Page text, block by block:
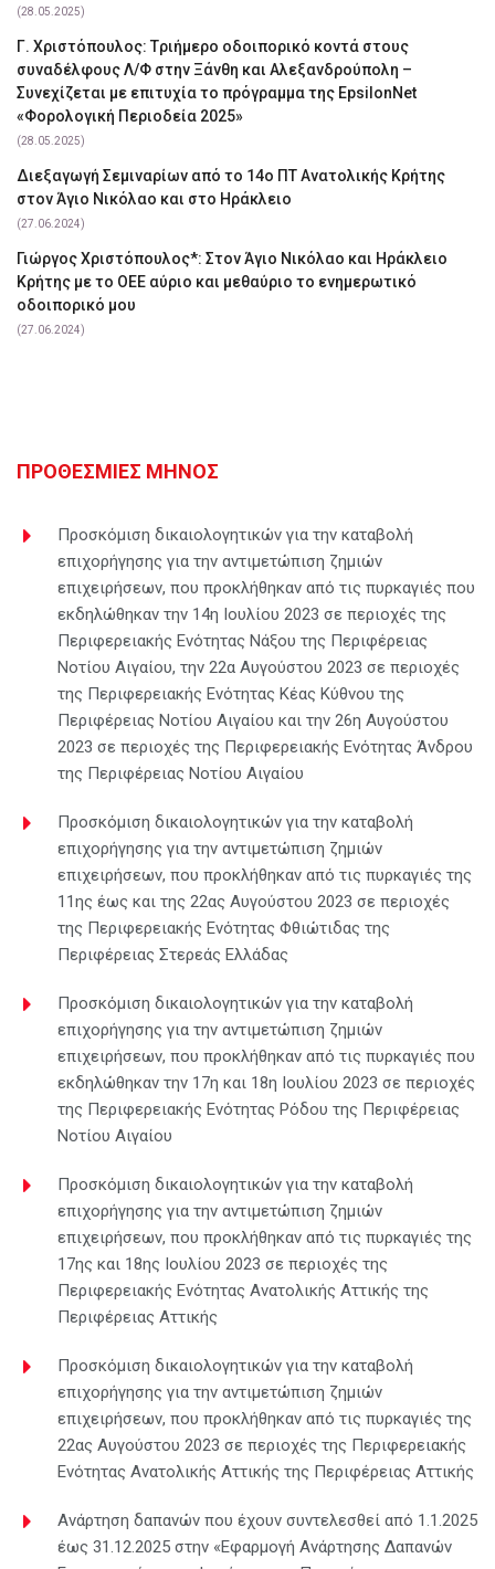
(28.05.2025)
Γ. Χριστόπουλος: Tριήμερο οδοιπορικό κοντά στους
συναδέλφους Λ/Φ στην Ξάνθη και Αλεξανδρούπολη –
Συνεχίζεται με επιτυχία το πρόγραμμα της EpsilonNet
«Φορολογική Περιοδεία 2025»
(28.05.2025)
Διεξαγωγή Σεμιναρίων από το 14ο ΠΤ Ανατολικής Κρήτης
στον Άγιο Νικόλαο και στο Ηράκλειο
(27.06.2024)
Γιώργος Χριστόπουλος*: Στον Άγιο Νικόλαο και Ηράκλειο
Κρήτης με το ΟΕΕ αύριο και μεθαύριο το ενημερωτικό
οδοιπορικό μου
(27.06.2024)
ΠΡΟΘΕΣΜΙΕΣ ΜΗΝΟΣ
Προσκόμιση δικαιολογητικών για την καταβολή
επιχορήγησης για την αντιμετώπιση ζημιών
επιχειρήσεων, που προκλήθηκαν από τις πυρκαγιές που
εκδηλώθηκαν την 14η Ιουλίου 2023 σε περιοχές της
Περιφερειακής Ενότητας Νάξου της Περιφέρειας
Νοτίου Αιγαίου, την 22α Αυγούστου 2023 σε περιοχές
της Περιφερειακής Ενότητας Κέας Κύθνου της
Περιφέρειας Νοτίου Αιγαίου και την 26η Αυγούστου
2023 σε περιοχές της Περιφερειακής Ενότητας Άνδρου
της Περιφέρειας Νοτίου Αιγαίου
Προσκόμιση δικαιολογητικών για την καταβολή
επιχορήγησης για την αντιμετώπιση ζημιών
επιχειρήσεων, που προκλήθηκαν από τις πυρκαγιές της
11ης έως και της 22ας Αυγούστου 2023 σε περιοχές
της Περιφερειακής Ενότητας Φθιώτιδας της
Περιφέρειας Στερεάς Ελλάδας
Προσκόμιση δικαιολογητικών για την καταβολή
επιχορήγησης για την αντιμετώπιση ζημιών
επιχειρήσεων, που προκλήθηκαν από τις πυρκαγιές που
εκδηλώθηκαν την 17η και 18η Ιουλίου 2023 σε περιοχές
της Περιφερειακής Ενότητας Ρόδου της Περιφέρειας
Νοτίου Αιγαίου
Προσκόμιση δικαιολογητικών για την καταβολή
επιχορήγησης για την αντιμετώπιση ζημιών
επιχειρήσεων, που προκλήθηκαν από τις πυρκαγιές της
17ης και 18ης Ιουλίου 2023 σε περιοχές της
Περιφερειακής Ενότητας Ανατολικής Αττικής της
Περιφέρειας Αττικής
Προσκόμιση δικαιολογητικών για την καταβολή
επιχορήγησης για την αντιμετώπιση ζημιών
επιχειρήσεων, που προκλήθηκαν από τις πυρκαγιές της
22ας Αυγούστου 2023 σε περιοχές της Περιφερειακής
Ενότητας Ανατολικής Αττικής της Περιφέρειας Αττικής
Ανάρτηση δαπανών που έχουν συντελεσθεί από 1.1.2025
έως 31.12.2025 στην «Εφαρμογή Ανάρτησης Δαπανών